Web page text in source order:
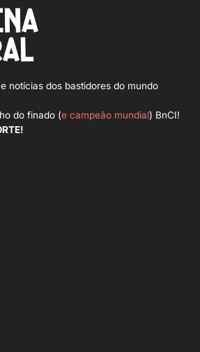
notícias dos bastidores do mundo
do finado (e campeão mundial) BnCI!